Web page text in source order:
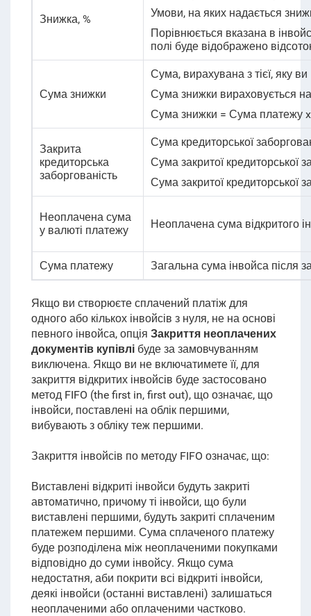
Знижка, %
Умови, на яких надається
Порівнюється вказана в
полі буде відображено
Сума знижки
Сума, вирахувана з тієї, яку
Сума знижки вираховується
Сума знижки = Сума платежу
Закрита
кредиторська
заборгованість
Сума кредиторської
Сума закритої кредиторської
Сума закритої кредиторської
Неоплачена сума
у валюті платежу
Неоплачена сума відкритого
Сума платежу Загальна сума інвойса після
Якщо ви створюєте сплачений платіж для
одного або кількох інвойсів з нуля, не на основі
певного інвойса, опція Закриття неоплачених
документів купівлібуде за замовчуванням
виключена. Якщо ви не включатимете її, для
закриття відкритих інвойсів буде застосовано
метод FIFO (the first in, first out), що означає, що
інвойси, поставлені на облік першими,
вибувають з обліку теж першими.
Закриття інвойсів по методу FIFO означає, що:
Виставлені відкриті інвойси будуть закриті
автоматично, причому ті інвойси, що були
виставлені першими, будуть закриті сплаченим
платежем першими. Сума сплаченого платежу
буде розподілена між неоплаченими покупками
відповідно до суми інвойсу. Якщо сума
недостатня, аби покрити всі відкриті інвойси,
деякі інвойси (останні виставлені) залишаться
неоплаченими або оплаченими частково.